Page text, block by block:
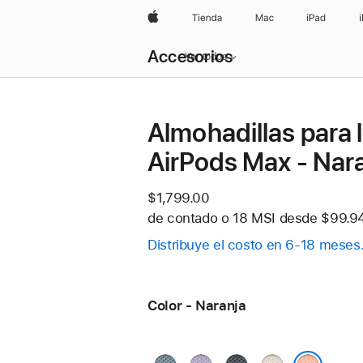
AppleTienda Mac iPad
Accesorios
local
Abrir
Ver todos
Almohadillas para
AirPods Max -
$1,799.00
de contado o 18 MSI desde
Distribuye el costo en 6-18 meses.
Color - Naranja